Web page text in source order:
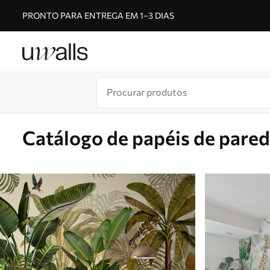
PRONTO PARA ENTREGA EM 1–3 DIAS
Catálogo de papéis de